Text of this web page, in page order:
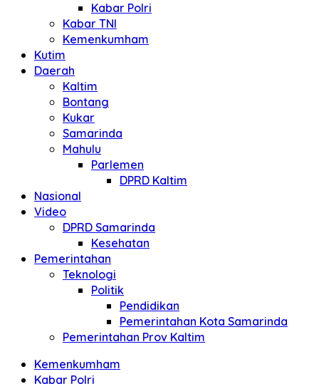
Kabar Polri
Kabar TNI
Kemenkumham
Kutim
Daerah
Kaltim
Bontang
Kukar
Samarinda
Mahulu
Parlemen
DPRD Kaltim
Nasional
Video
DPRD Samarinda
Kesehatan
Pemerintahan
Teknologi
Politik
Pendidikan
Pemerintahan Kota Samarinda
Pemerintahan Prov Kaltim
Kemenkumham
Kabar Polri